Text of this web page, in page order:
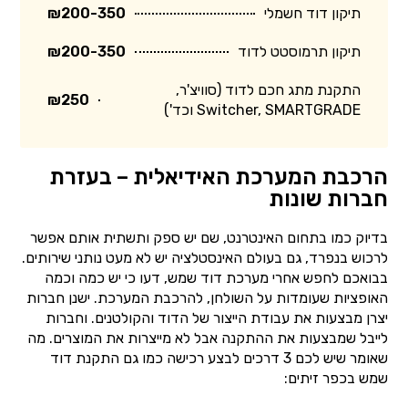
תיקון דוד חשמלי ₪200-350
תיקון תרמוסטט לדוד ₪200-350
התקנת מתג חכם לדוד (סוויצ'ר,
Switcher, SMARTGRADE וכד')
₪250
הרכבת המערכת האידיאלית – בעזרת
חברות שונות
בדיוק כמו בתחום האינטרנט, שם יש ספק ותשתית אותם אפשר
לרכוש בנפרד, גם בעולם האינסטלציה יש לא מעט נותני שירותים.
בבואכם לחפש אחרי מערכת דוד שמש, דעו כי יש כמה וכמה
האופציות שעומדות על השולחן, להרכבת המערכת. ישנן חברות
יצרן מבצעות את עבודת הייצור של הדוד והקולטנים. וחברות
לייבל שמבצעות את ההתקנה אבל לא מייצרות את המוצרים. מה
שאומר שיש לכם 3 דרכים לבצע רכישה כמו גם התקנת דוד
שמש בכפר זיתים: